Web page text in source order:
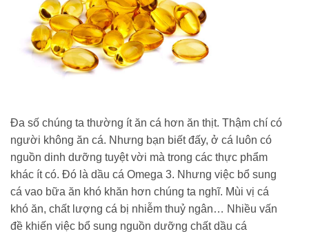
Đa số chúng ta thường ít ăn cá hơn ăn thịt. Thậm chí có
người không ăn cá. Nhưng bạn biết đấy, ở cá luôn có
nguồn dinh dưỡng tuyệt vời mà trong các thực phẩm
khác ít có. Đó là dầu cá Omega 3. Nhưng việc bổ sung
cá vao bữa ăn khó khăn hơn chúng ta nghĩ. Mùi vị cá
khó ăn, chất lượng cá bị nhiễm thuỷ ngân… Nhiều vấn
đề khiến việc bổ sung nguồn dưỡng chất dầu cá